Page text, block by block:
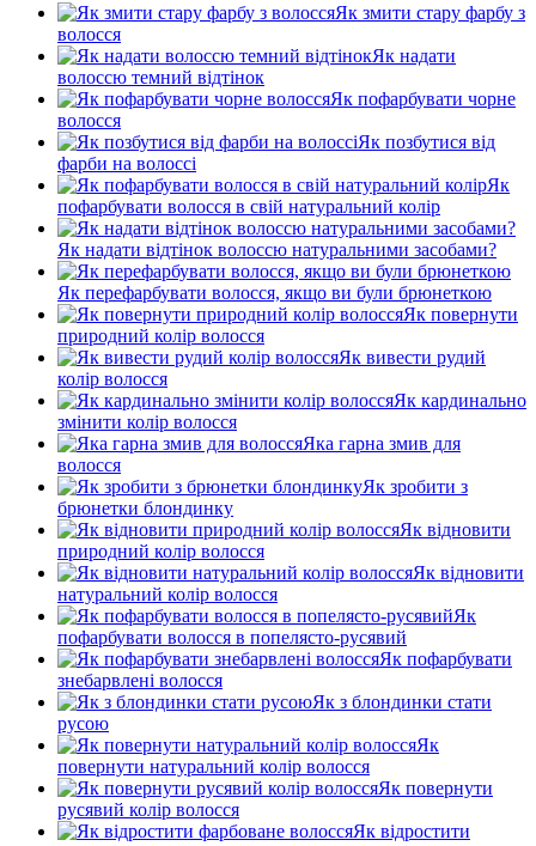
Як змити стару фарбу з
волосся
Як надати
волоссю темний відтінок
Як пофарбувати чорне
волосся
Як позбутися від
фарби на волоссі
Як
пофарбувати волосся в свій натуральний колір
Як надати відтінок волоссю натуральними засобами?
Як перефарбувати волосся, якщо ви були брюнеткою
Як повернути
природний колір волосся
Як вивести рудий
колір волосся
Як кардинально
змінити колір волосся
Яка гарна змив для
волосся
Як зробити з
брюнетки блондинку
Як відновити
природний колір волосся
Як відновити
натуральний колір волосся
Як
пофарбувати волосся в попелясто-русявий
Як пофарбувати
знебарвлені волосся
Як з блондинки стати
русою
Як
повернути натуральний колір волосся
Як повернути
русявий колір волосся
Як відростити